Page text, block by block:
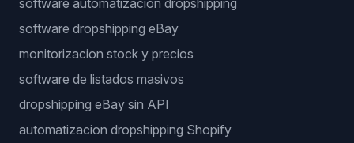
software automatizacion dropshipping
software dropshipping eBay
monitorizacion stock y precios
software de listados masivos
dropshipping eBay sin API
automatizacion dropshipping Shopify